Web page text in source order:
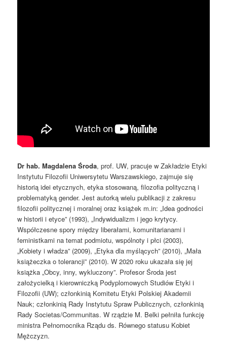
Dr hab. Magdalena Środa,prof. UW, pracuje w Zakładzie Etyki
Instytutu Filozofii UniwersytetuWarszawskiego, zajmuje się
historią idei etycznych, etyka stosowaną, filozofia polityczną i
problematyką gender. Jest autorką wielu publikacji z zakresu
filozofii politycznej i moralnej orazksiążek m.in: „Idea godności
w historii i etyce” (1993), „Indywidualizm i jego krytycy.
Współczesnespory między liberałami, komunitarianami i
feministkami na temat podmiotu, wspólnoty i płci (2003),
„Kobiety i władza” (2009), „Etyka dla myślących” (2010), „Mała
książeczka o tolerancji” (2010). W 2020 roku ukazała się jej
książka „Obcy, inny, wykluczony”. Profesor Środa jest
założycielkąi kierowniczką Podyplomowych Studiów Etyki i
Filozofii (UW); członkinią Komitetu Etyki PolskiejAkademii
Nauk; członkinią Rady Instytutu Spraw Publicznych, członkinią
Rady Societas/Communitas.W rządzie M. Belki pełniła funkcję
ministra Pełnomocnika Rządu ds. Równego statusu Kobiet
Mężczyzn.